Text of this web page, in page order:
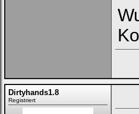
Dirtyhands1.8
Registriert